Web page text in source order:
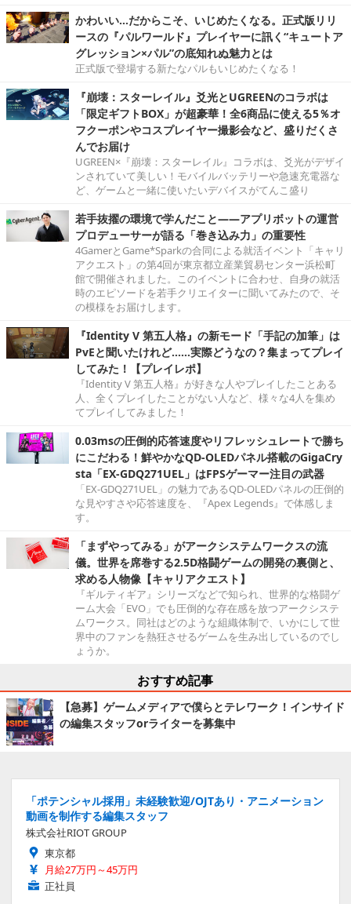
かわいい…だからこそ、いじめたくなる。正式版リリ
ースの『パルワールド』プレイヤーに訊く“キュートア
グレッション×パル”の底知れぬ魅力とは
正式版で登場する新たなパルもいじめたくなる！
『崩壊：スターレイル』爻光とUGREENのコラボは
「限定ギフトBOX」が超豪華！全6商品に使える5％オ
フクーポンやコスプレイヤー撮影会など、盛りだくさ
んでお届け
UGREEN×『崩壊：スターレイル』コラボは、爻光がデザイ
ンされていて美しい！モバイルバッテリーや急速充電器な
ど、ゲームと一緒に使いたいデバイスがてんこ盛り
若手抜擢の環境で学んだこと――アプリボットの運営
プロデューサーが語る「巻き込み力」の重要性
4GamerとGame*Sparkの合同による就活イベント「キャリ
アクエスト」の第4回が東京都立産業貿易センター浜松町
館で開催されました。このイベントに合わせ、自身の就活
時のエピソードを若手クリエイターに聞いてみたので、そ
の模様をお届けします。
『Identity V 第五人格』の新モード「手記の加筆」は
PvEと聞いたけれど……実際どうなの？集まってプレイ
してみた！【プレイレポ】
『Identity V 第五人格』が好きな人やプレイしたことある
人、全くプレイしたことがない人など、様々な4人を集め
てプレイしてみました！
0.03msの圧倒的応答速度やリフレッシュレートで勝ち
にこだわる！鮮やかなQD-OLEDパネル搭載のGigaCry
sta「EX-GDQ271UEL」はFPSゲーマー注目の武器
「EX-GDQ271UEL」の魅力であるQD-OLEDパネルの圧倒的
な見やすさや応答速度を、『Apex Legends』で体感しま
す。
「まずやってみる」がアークシステムワークスの流
儀。世界を席巻する2.5D格闘ゲームの開発の裏側と、
求める人物像【キャリアクエスト】
『ギルティギア』シリーズなどで知られ、世界的な格闘ゲ
ーム大会「EVO」でも圧倒的な存在感を放つアークシステ
ムワークス。同社はどのような組織体制で、いかにして世
界中のファンを熱狂させるゲームを生み出しているのでし
ょうか。
おすすめ記事
【急募】ゲームメディアで僕らとテレワーク！インサイド
の編集スタッフorライターを募集中
「ポテンシャル採用」未経験歓迎/OJTあり・アニメーション
動画を制作する編集スタッフ
株式会社RIOT GROUP
東京都
月給27万円～45万円
正社員